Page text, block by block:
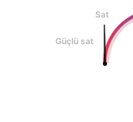
Sat
Güçlü sat